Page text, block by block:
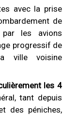
avec la prise
de
les avions
progressif de
ville voisine
les 4
tant depuis
des péniches,